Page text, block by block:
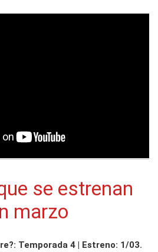
se estrenan
marzo
Temporada 4 | Estreno: 1/03.